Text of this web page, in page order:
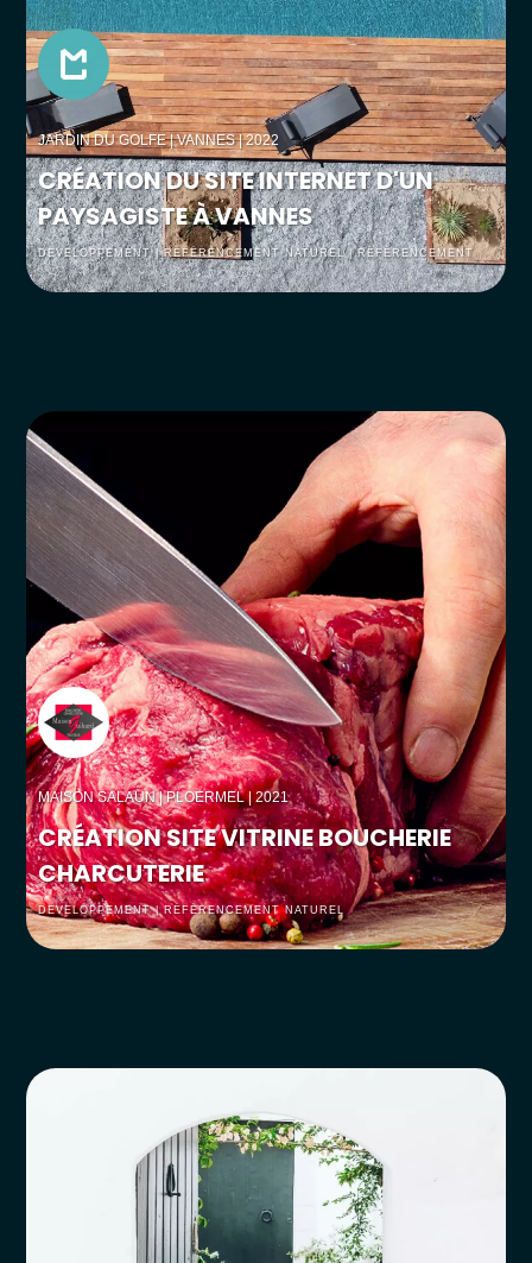
JARDIN DU GOLFE| VANNES | 2022
CRÉATION DU SITE INTERNET D'UN
PAYSAGISTE À VANNES
DEVELOPPEMENT | RÉFÉRENCEMENT NATUREL | RÉFÉRENCEMENT
PAYANT | SOCIAL MEDIA | UX/UI DESIGN | WEBDESGIN
MAISON SALAUN| PLOERMEL | 2021
CRÉATION SITE VITRINE BOUCHERIE
CHARCUTERIE
DEVELOPPEMENT | RÉFÉRENCEMENT NATUREL